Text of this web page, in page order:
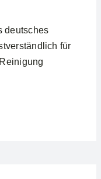
deutsches
für